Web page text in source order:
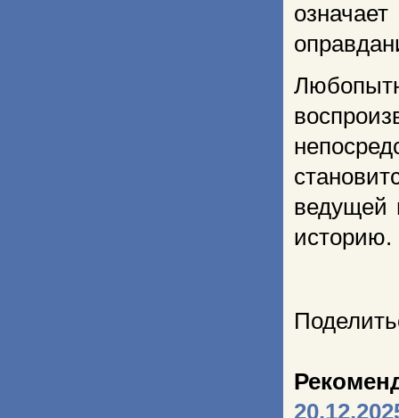
ведущей
историю.